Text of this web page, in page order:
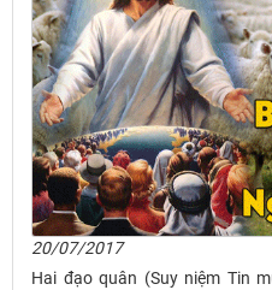
20/07/2017
Hai đạo quân (Suy niệm Tin